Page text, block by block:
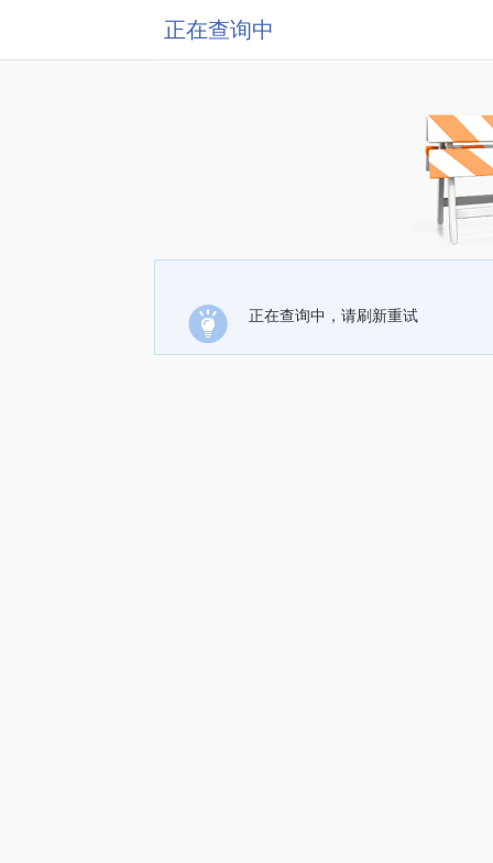
正在查询中
正在查询中，请刷新重试